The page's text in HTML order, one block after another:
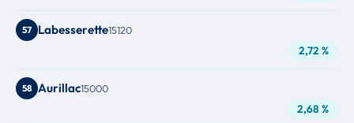
57 Labesserette15120
2,72 %
58 Aurillac15000
2,68 %